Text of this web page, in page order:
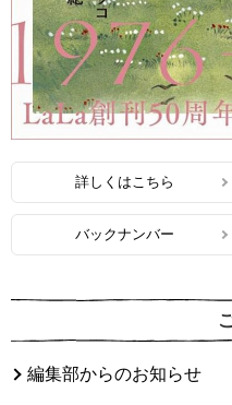
詳しくはこちら
バックナンバー
編集部からのお知らせ